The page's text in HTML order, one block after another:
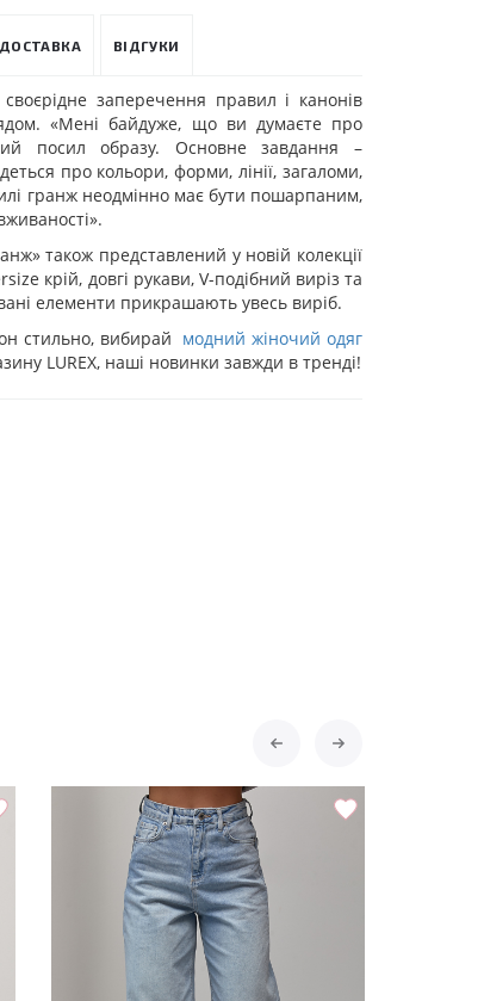
ДОСТАВКА ВІДГУКИ
заперечення правил і канонів
«Мені байдуже, що ви думаєте про
посил образу. Основне завдання –
про кольори, форми, лінії, загаломи,
гранж неодмінно має бути пошарпаним,
також представлений у новій колекції
крій, довгі рукави, V-подібний виріз та
елементи прикрашають увесь виріб.
стильно, вибирай модний жіночий одяг
LUREX, наші новинки завжди в тренді!